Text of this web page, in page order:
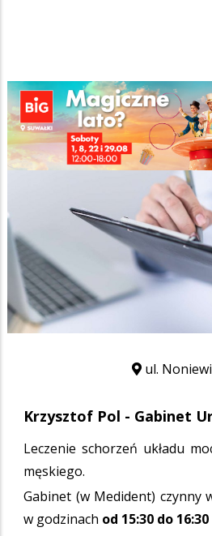
ul.
Krzysztof Pol - Gabinet
Leczenie schorzeń układu
męskiego.
Gabinet (w Medident) czynny
w godzinach od 15:30 do 16:30